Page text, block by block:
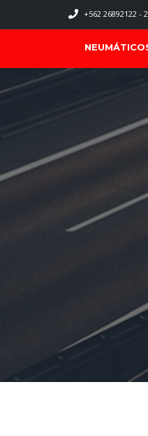
+562 26892122 -